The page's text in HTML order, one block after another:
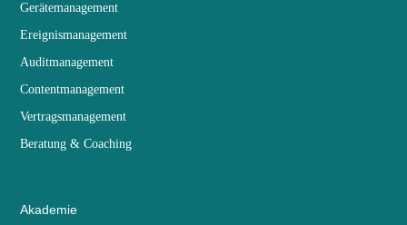
Gerätemanagement
Ereignismanagement
Auditmanagement
Contentmanagement
Vertragsmanagement
Beratung & Coaching
Akademie